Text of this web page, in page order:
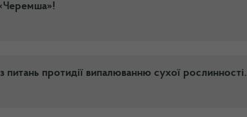
питань протидії випалюванню сухої рослинності.